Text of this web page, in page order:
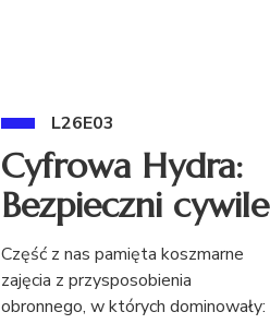
L26E03
Cyfrowa Hydra:
Bezpieczni cywile
Część z nas pamięta koszmarne
zajęcia z przysposobienia
obronnego, w których dominowały: